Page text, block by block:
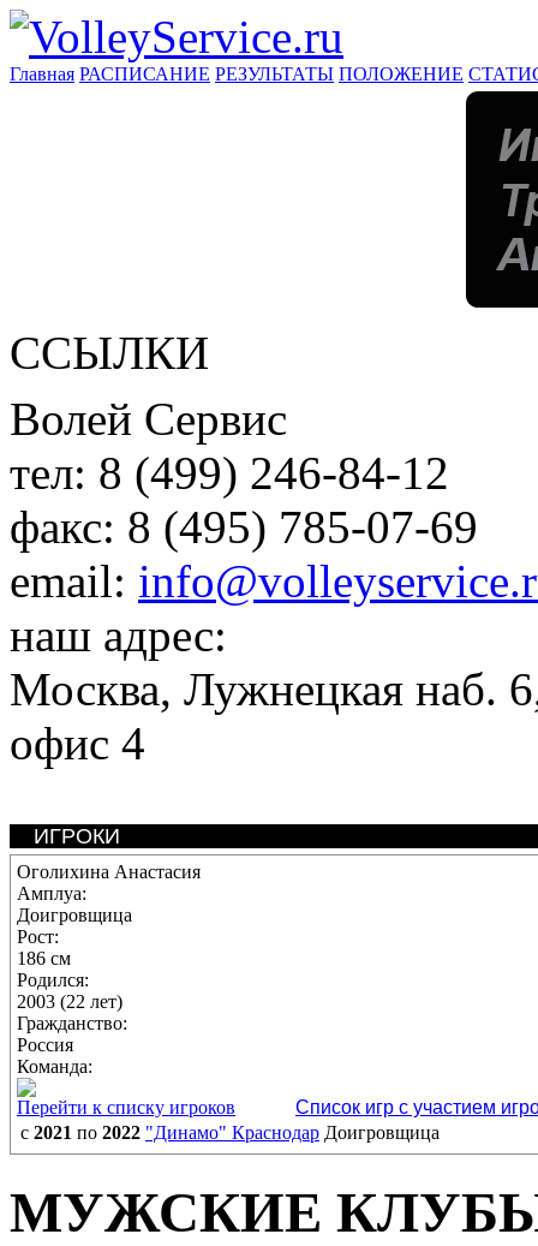
Главная РАСПИСАНИЕ РЕЗУЛЬТАТЫ ПОЛОЖЕНИЕ
ССЫЛКИ
Волей Сервис
тел: 8 (499) 246-84-12
факс: 8 (495) 785-07-69
email:
наш адрес:
Москва, Лужнецкая наб.
офис 4
ИГРОКИ
Оголихина Анастасия
Амплуа:
Доигровщица
Рост:
186 см
Родился:
2003 (22 лет)
Гражданство:
Россия
Команда:
Перейти к списку игроков
Список игр с участием
с 2021 по 2022 "Динамо" Краснодар Доигровщица
МУЖСКИЕ